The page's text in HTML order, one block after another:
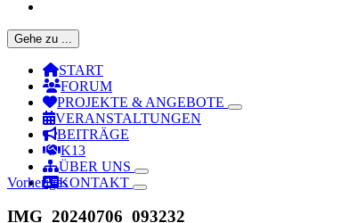
Gehe zu ...
START
FORUM
PROJEKTE & ANGEBOTE
VERANSTALTUNGEN
BEITRÄGE
K13
ÜBER UNS
KONTAKT
Vorheriges
IMG_20240706_093232